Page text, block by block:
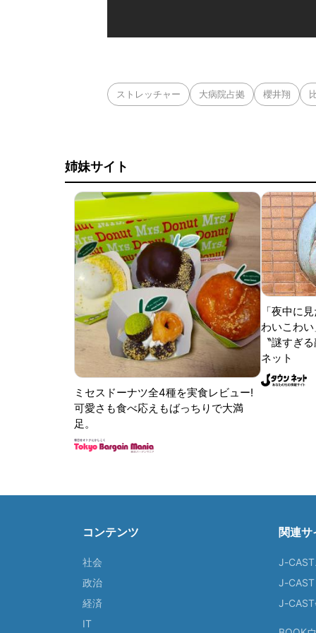
ストレッチャー 大病院占拠 櫻井翔
姉妹サイト
ミセスドーナツ全4種を実食レビュー!
可愛さも食べ応えもばっちりで大満
足。
「夜中に
わいこわ
〝謎すぎ
ネット
コンテンツ
社会
政治
経済
IT
関連サ
J-
J-
J-